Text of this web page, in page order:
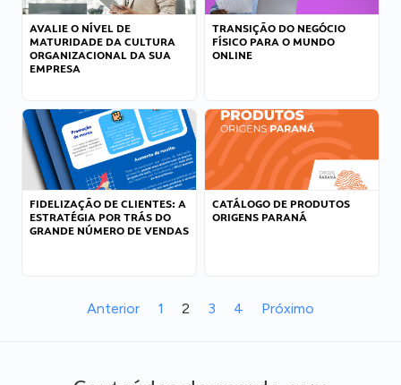
AVALIE O NÍVEL DE
MATURIDADE DA CULTURA
ORGANIZACIONAL DA SUA
EMPRESA
TRANSIÇÃO DO NEGÓCIO
FÍSICO PARA O MUNDO
ONLINE
FIDELIZAÇÃO DE CLIENTES: A
ESTRATÉGIA POR TRÁS DO
GRANDE NÚMERO DE VENDAS
CATÁLOGO DE PRODUTOS
ORIGENS PARANÁ
Anterior 1 2 3 4 Próximo